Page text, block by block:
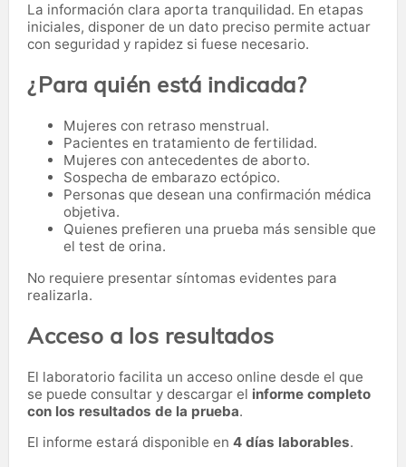
La información clara aporta tranquilidad. En etapas
iniciales, disponer de un dato preciso permite actuar
con seguridad y rapidez si fuese necesario.
¿Para quién está indicada?
Mujeres con retraso menstrual.
Pacientes en tratamiento de fertilidad.
Mujeres con antecedentes de aborto.
Sospecha de embarazo ectópico.
Personas que desean una confirmación médica
objetiva.
Quienes prefieren una prueba más sensible que
el test de orina.
No requiere presentar síntomas evidentes para
realizarla.
Acceso a los resultados
El laboratorio facilita un acceso online desde el que
se puede consultar y descargar el informe completo
con los resultados de la prueba.
El informe estará disponible en 4 días laborables.